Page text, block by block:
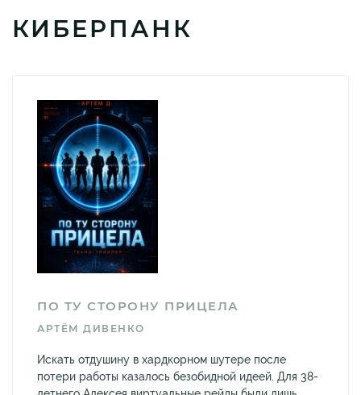
КИБЕРПАНК
ПО ТУ СТОРОНУ ПРИЦЕЛА
АРТЁМ ДИВЕНКО
Искать отдушину в хардкорном шутере после
потери работы казалось безобидной идеей. Для 38-